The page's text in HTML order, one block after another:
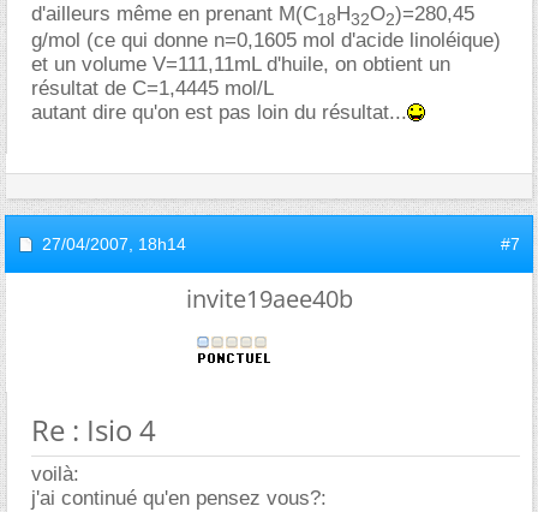
d'ailleurs même en prenant M(C18H32O2)=280,45
g/mol (ce qui donne n=0,1605 mol d'acide linoléique)
et un volume V=111,11mL d'huile, on obtient un
résultat de C=1,4445 mol/L
autant dire qu'on est pas loin du résultat...
27/04/2007, 18h14 #7
invite19aee40b
Re : Isio 4
voilà:
j'ai continué qu'en pensez vous?: